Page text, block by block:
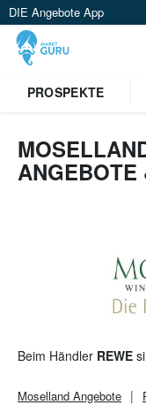
DIE Angebote App
PROSPEKTE
ANGEBOTE
Beim Händler REWE
Moselland Angebote